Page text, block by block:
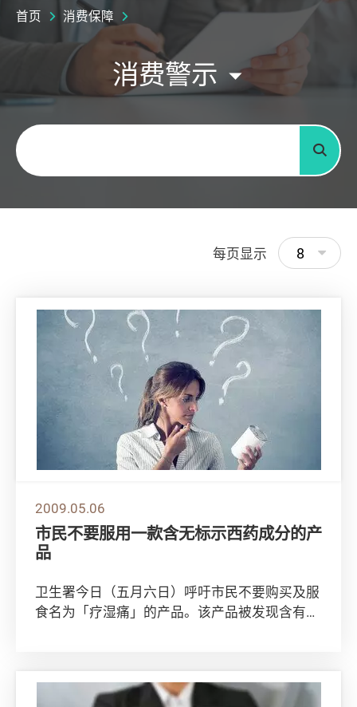
首页 消费保障
消费警示
关键字
搜寻
每页显示 8
2009.05.06
市民不要服用一款含无标示西药成分的产
品
卫生署今日（五月六日）呼吁市民不要购买及服
食名为「疗湿痛」的产品。该产品被发现含有无